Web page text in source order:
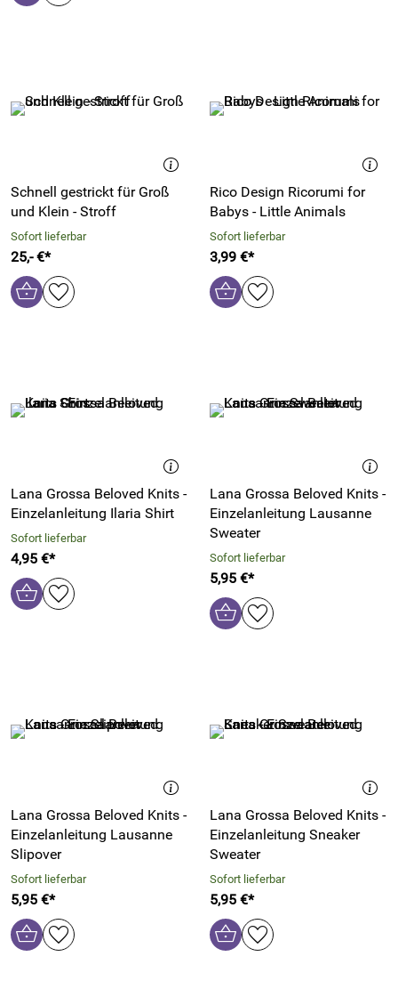
Schnell gestrickt für Groß
und Klein - Stroff
Sofort lieferbar
25,- €*
Rico Design Ricorumi for
Babys - Little Animals
Sofort lieferbar
3,99 €*
Lana Grossa Beloved Knits -
Einzelanleitung Ilaria Shirt
Sofort lieferbar
4,95 €*
Lana Grossa Beloved Knits -
Einzelanleitung Lausanne
Sweater
Sofort lieferbar
5,95 €*
Lana Grossa Beloved Knits -
Einzelanleitung Lausanne
Slipover
Sofort lieferbar
5,95 €*
Lana Grossa Beloved Knits -
Einzelanleitung Sneaker
Sweater
Sofort lieferbar
5,95 €*